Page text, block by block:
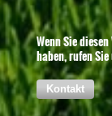
Wenn Sie
haben, rufen
Kontakt